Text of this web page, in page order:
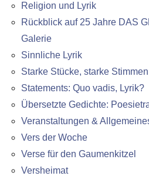
Religion und Lyrik
Rückblick auf 25 Jahre DAS
Galerie
Sinnliche Lyrik
Starke Stücke, starke Stimmen
Statements: Quo vadis, Lyrik?
Übersetzte Gedichte:
Veranstaltungen &
Vers der Woche
Verse für den Gaumenkitzel
Versheimat